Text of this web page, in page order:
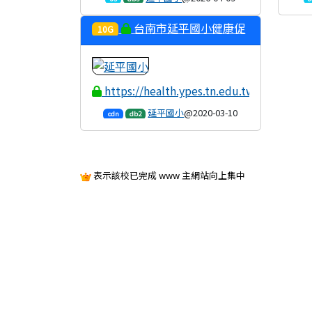
10G
台南市延平國小健康促
進網站
https://health.ypes.tn.edu.tw
cdn db2 延平國小@2020-03-10
表示該校已完成 www 主網站向上集中